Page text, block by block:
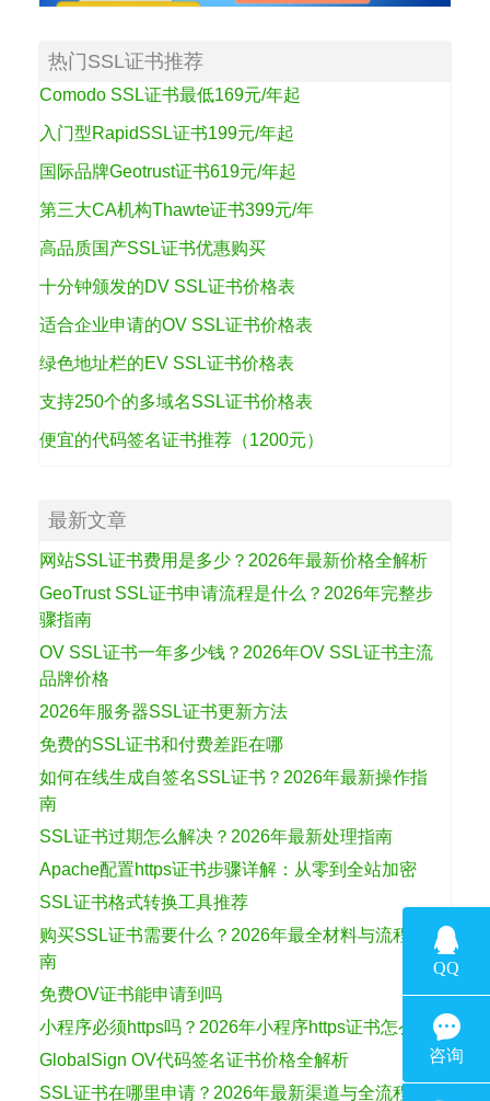
热门SSL证书推荐
Comodo SSL证书最低169元/年起
入门型RapidSSL证书199元/年起
国际品牌Geotrust证书619元/年起
第三大CA机构Thawte证书399元/年
高品质国产SSL证书优惠购买
十分钟颁发的DV SSL证书价格表
适合企业申请的OV SSL证书价格表
绿色地址栏的EV SSL证书价格表
支持250个的多域名SSL证书价格表
便宜的代码签名证书推荐（1200元）
最新文章
网站SSL证书费用是多少？2026年最新价格全解析
GeoTrust SSL证书申请流程是什么？2026年完整步
骤指南
OV SSL证书一年多少钱？2026年OV SSL证书主流
品牌价格
2026年服务器SSL证书更新方法
免费的SSL证书和付费差距在哪
如何在线生成自签名SSL证书？2026年最新操作指
南
SSL证书过期怎么解决？2026年最新处理指南
Apache配置https证书步骤详解：从零到全站加密
SSL证书格式转换工具推荐
购买SSL证书需要什么？2026年最全材料与流程指
南
免费OV证书能申请到吗
小程序必须https吗？2026年小程序https证书怎么选
GlobalSign OV代码签名证书价格全解析
SSL证书在哪里申请？2026年最新渠道与全流程指